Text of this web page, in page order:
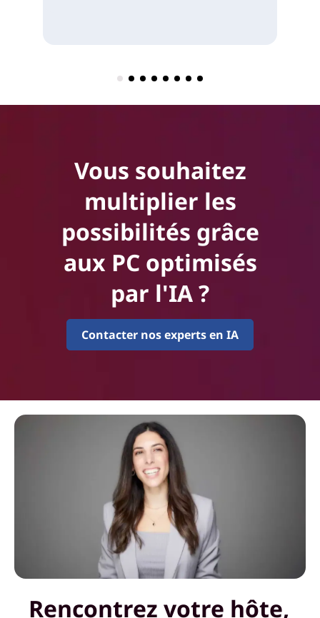
Vous souhaitez
multiplier les
possibilités grâce
aux PC optimisés
par l'IA ?
Contacter nos experts en IA
Rencontrez votre hôte,